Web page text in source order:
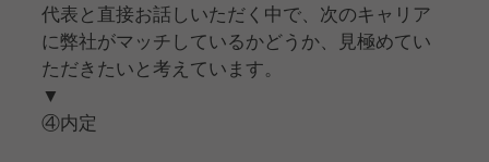
代表と直接お話しいただく中で、次のキャリア
に弊社がマッチしているかどうか、見極めてい
ただきたいと考えています。
▼
④内定